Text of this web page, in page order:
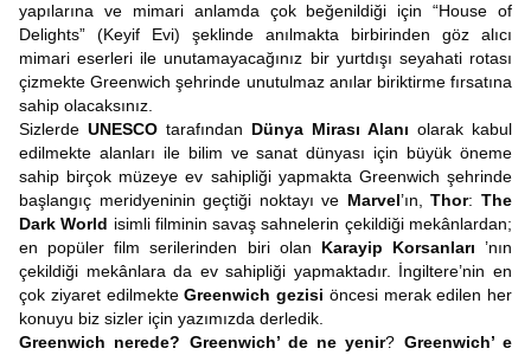
yapılarına ve mimari anlamda çok beğenildiği için “House of
Delights” (Keyif Evi) şeklinde anılmakta birbirinden göz alıcı
mimari eserleri ile unutamayacağınız bir yurtdışı seyahati rotası
çizmekte Greenwich şehrinde unutulmaz anılar biriktirme fırsatına
sahip olacaksınız.
Sizlerde UNESCO tarafından Dünya Mirası Alanı olarak kabul
edilmekte alanları ile bilim ve sanat dünyası için büyük öneme
sahip birçok müzeye ev sahipliği yapmakta Greenwich şehrinde
başlangıç meridyeninin geçtiği noktayı ve Marvel’ın,Thor:The
Dark World isimli filminin savaş sahnelerin çekildiği mekânlardan;
en popüler film serilerinden biri olan Karayip Korsanları ’nın
çekildiği mekânlara da ev sahipliği yapmaktadır. İngiltere’nin en
çok ziyaret edilmekteGreenwich gezisi öncesi merak edilen her
konuyu biz sizler için yazımızda derledik.
Greenwich nerede? Greenwich’ de ne yenir? Greenwich’ e